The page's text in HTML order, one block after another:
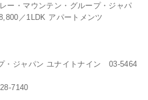
ー・マウンテン・グループ・ジャパ
／1LDK アパートメンツ
・ジャパン ユナイトナイン 03-5464
7140